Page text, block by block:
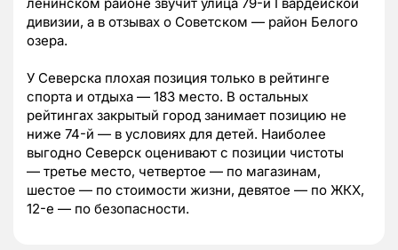
ленинском районе звучит улица 79-й Гвардейской
дивизии, а в отзывах о Советском — район Белого
озера.
У Северска плохая позиция только в рейтинге
спорта и отдыха — 183 место. В остальных
рейтингах закрытый город занимает позицию не
ниже 74-й — в условиях для детей. Наиболее
выгодно Северск оценивают с позиции чистоты
— третье место, четвертое — по магазинам,
шестое — по стоимости жизни, девятое — по ЖКХ,
12-е — по безопасности.